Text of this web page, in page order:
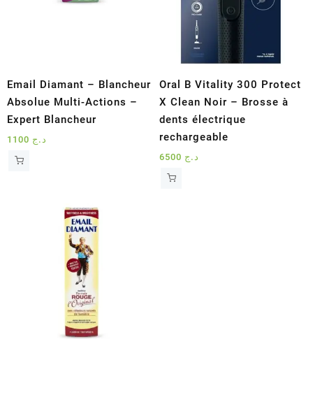
Email Diamant – Blancheur
Absolue Multi-Actions –
Expert Blancheur
د.ج
Oral B Vitality 300 Protect
X Clean Noir – Brosse à
dents électrique
rechargeable
د.ج